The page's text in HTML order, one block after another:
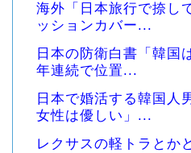
海外「日本旅行で捺し
ッションカバー...
日本の防衛白書「韓国
年連続で位置...
日本で婚活する韓国人
女性は優しい」...
レクサスの軽トラとか